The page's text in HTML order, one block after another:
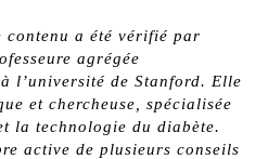
contenu a été vérifié par
agrégée
l’université de Stanford. Elle
et chercheuse, spécialisée
la technologie du diabète.
active de plusieurs conseils